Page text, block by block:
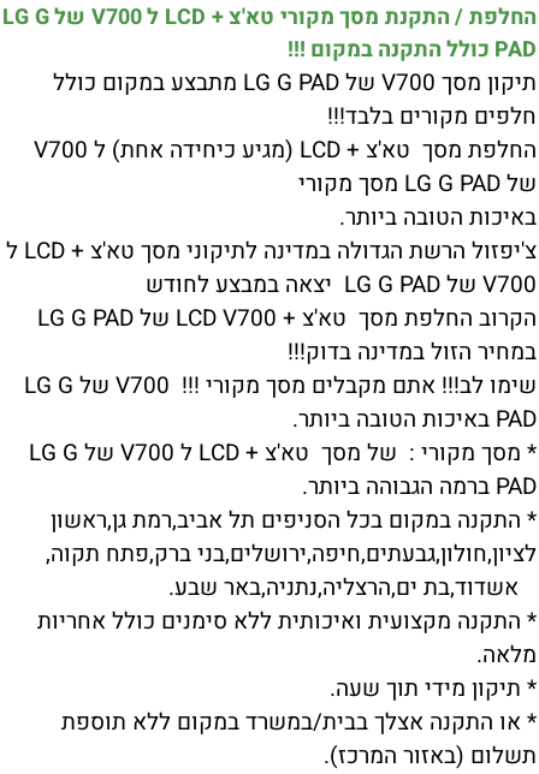
החלפת / התקנת מסך מקורי טא'צ + LCD ל V700 של LG G
PAD כולל התקנה במקום !!!
תיקון מסך V700 של LG G PAD מתבצע במקום כולל
חלפים מקורים בלבד!!!
החלפת מסך טא'צ + LCD (מגיע כיחידה אחת) ל V700
של LG G PAD מסך מקורי
באיכות הטובה ביותר.
צ'יפזול הרשת הגדולה במדינה לתיקוני מסך טא'צ + LCD ל
V700 של LG G PAD יצאה במבצע לחודש
הקרוב החלפת מסך טא'צ + LCD V700 של LG G PAD
במחיר הזול במדינה בדוק!!!
שימו לב!!! אתם מקבלים מסך מקורי !!! V700 של LG G
PAD באיכות הטובה ביותר.
* מסך מקורי : של מסך טא'צ + LCD ל V700 של LG G
PAD ברמה הגבוהה ביותר.
* התקנה במקום בכל הסניפים תל אביב,רמת גן,ראשון
לציון,חולון,גבעתים,חיפה,ירושלים,בני ברק,פתח תקוה,
אשדוד,בת ים,הרצליה,נתניה,באר שבע.
* התקנה מקצועית ואיכותית ללא סימנים כולל אחריות
מלאה.
* תיקון מידי תוך שעה.
* או התקנה אצלך בבית/במשרד במקום ללא תוספת
תשלום (באזור המרכז).